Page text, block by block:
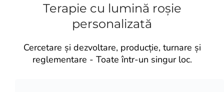
Terapie cu lumină roșie
personalizată
Cercetare și dezvoltare, producție, turnare și
reglementare - Toate într-un singur loc.